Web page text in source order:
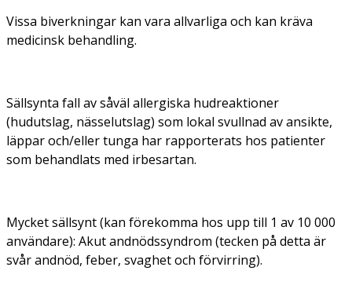
Vissa biverkningar kan vara allvarliga och kan kräva
medicinsk behandling.
Sällsynta fall av såväl allergiska hudreaktioner
(hudutslag, nässelutslag) som lokal svullnad av ansikte,
läppar och/eller tunga har rapporterats hos patienter
som behandlats med irbesartan.
Mycket sällsynt (kan förekomma hos upp till 1 av 10 000
användare): Akut andnödssyndrom (tecken på detta är
svår andnöd, feber, svaghet och förvirring).